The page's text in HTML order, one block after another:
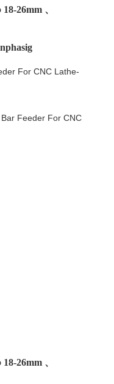
18-26mm 、
18-26mm 、